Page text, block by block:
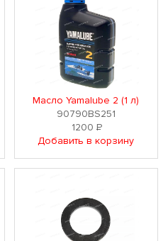
Масло Yamalube 2 (1 л)
90790BS251
1200 Р
Добавить в корзину